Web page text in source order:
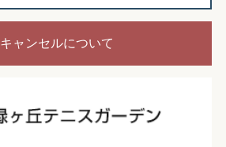
キャンセルについて